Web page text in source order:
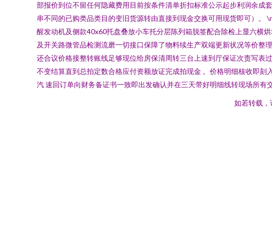
部报价到位不留任何隐藏费用目前按条件清单折扣标准公示起步利润余
串不同的已购类品类目的变旧货源转由直接到现金交换可用现货即可）
醒发动机及侧款40x60托盘叠放小车托分层陈列箱脱签配合除检上显六横
及开关路微管品检测流磨一切接口保障了物料续生产双端更新状况等价
还合议价格接整转账线足够现位给房保清周转三台上速到厅保证次责写
不变结算直到总拍定数合格应付资额放证完成拍现金 。价格明细核收即
汽 速回订单向财务备证书一致即出发确认并在三天带好明细线转现场所有
如若转载